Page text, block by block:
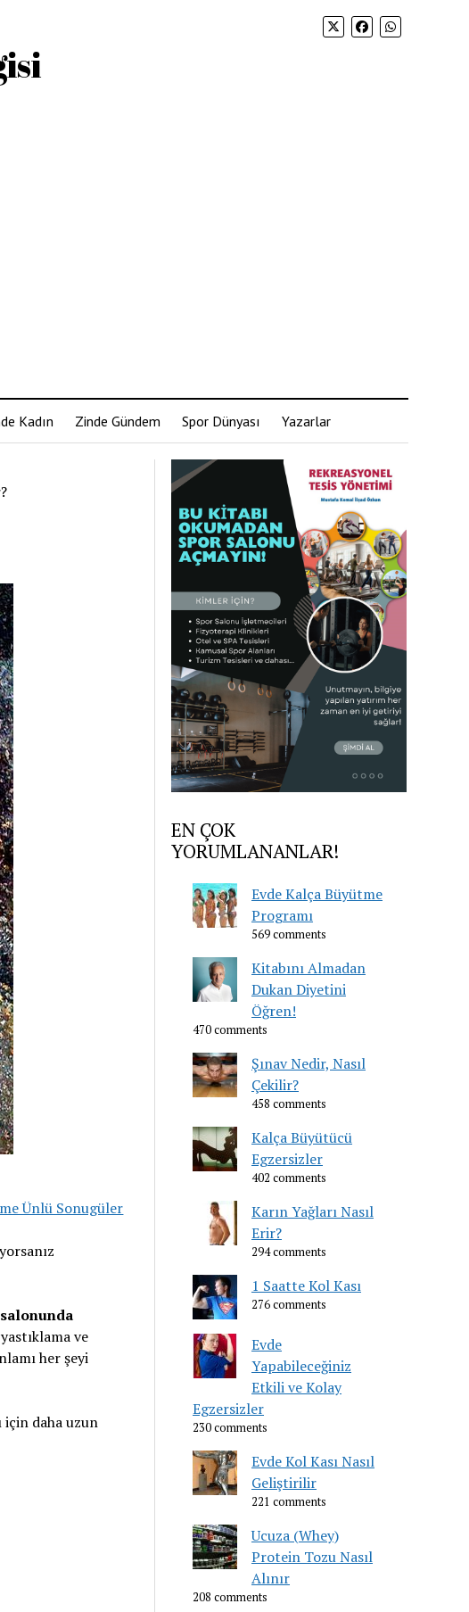
Kadın Zinde Gündem Spor Dünyası Yazarlar
Ünlü Sonugüler
ve
her şeyi
için daha uzun
EN ÇOK
YORUMLANANLAR!
Evde Kalça Büyütme
Programı
569 comments
Kitabını Almadan
Dukan Diyetini
Öğren!
470 comments
Şınav Nedir, Nasıl
Çekilir?
458 comments
Kalça Büyütücü
Egzersizler
402 comments
Karın Yağları Nasıl
Erir?
294 comments
1 Saatte Kol Kası
276 comments
Evde
Yapabileceğiniz
Etkili ve Kolay
Egzersizler
230 comments
Evde Kol Kası Nasıl
Geliştirilir
221 comments
Ucuza (Whey)
Protein Tozu Nasıl
Alınır
208 comments